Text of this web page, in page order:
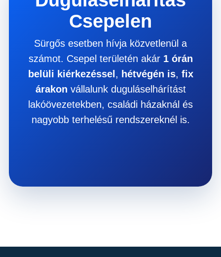
Csepelen
Sürgős esetben hívja közvetlenül a
számot. Csepel területén akár 1 órán
belüli kiérkezéssel , hétvégén is, fix
árakon vállalunk duguláselhárítást
lakóövezetekben, családi házaknál és
nagyobb terhelésű rendszereknél is.